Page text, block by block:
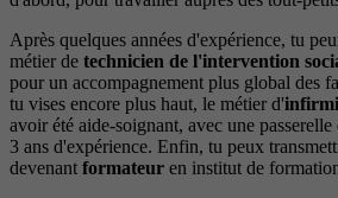
Après quelques années d'expérience, tu
métier de technicien de l'intervention
pour un accompagnement plus global des
tu vises encore plus haut, le métier d'
avoir été aide-soignant, avec une
3 ans d'expérience. Enfin, tu peux
devenant formateur en institut de